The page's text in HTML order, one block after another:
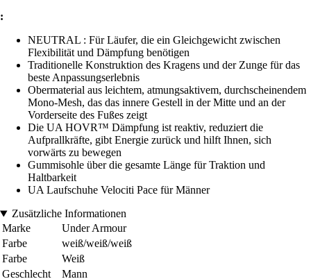
:
NEUTRAL : Für Läufer, die ein Gleichgewicht zwischen
Flexibilität und Dämpfung benötigen
Traditionelle Konstruktion des Kragens und der Zunge für das
beste Anpassungserlebnis
Obermaterial aus leichtem, atmungsaktivem, durchscheinendem
Mono-Mesh, das das innere Gestell in der Mitte und an der
Vorderseite des Fußes zeigt
Die UA HOVR™ Dämpfung ist reaktiv, reduziert die
Aufprallkräfte, gibt Energie zurück und hilft Ihnen, sich
vorwärts zu bewegen
Gummisohle über die gesamte Länge für Traktion und
Haltbarkeit
UA Laufschuhe Velociti Pace für Männer
Zusätzliche Informationen
Marke
Under Armour
Farbe
weiß/weiß/weiß
Farbe
Weiß
Geschlecht
Mann